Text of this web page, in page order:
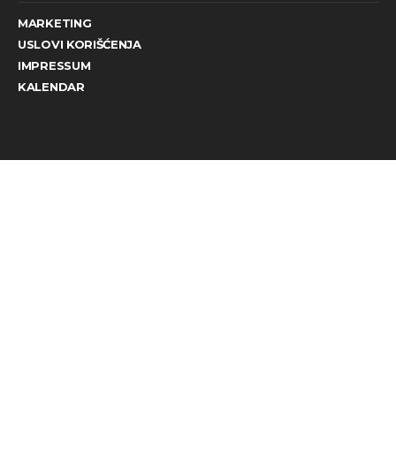
MARKETING
USLOVI KORIŠĆENJA
IMPRESSUM
KALENDAR